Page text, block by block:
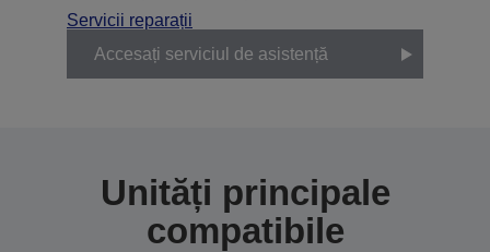
Servicii reparații
Accesați serviciul de asistență
Unități principale
compatibile